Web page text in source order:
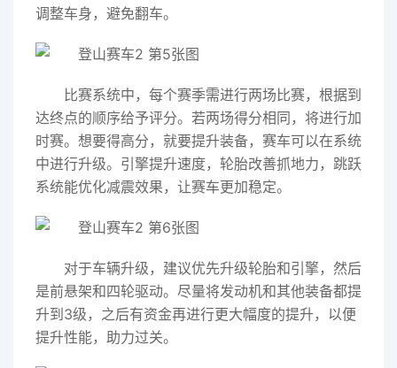
调整车身，避免翻车。
比赛系统中，每个赛季需进行两场比赛，根据到
达终点的顺序给予评分。若两场得分相同，将进行加
时赛。想要得高分，就要提升装备，赛车可以在系统
中进行升级。引擎提升速度，轮胎改善抓地力，跳跃
系统能优化减震效果，让赛车更加稳定。
对于车辆升级，建议优先升级轮胎和引擎，然后
是前悬架和四轮驱动。尽量将发动机和其他装备都提
升到3级，之后有资金再进行更大幅度的提升，以便
提升性能，助力过关。